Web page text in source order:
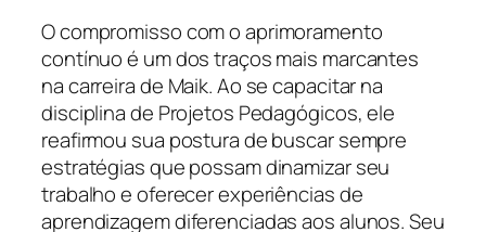
O compromisso com o aprimoramento
contínuo é um dos traços mais marcantes
na carreira de Maik. Ao se capacitar na
disciplina de Projetos Pedagógicos, ele
reafirmou sua postura de buscar sempre
estratégias que possam dinamizar seu
trabalho e oferecer experiências de
aprendizagem diferenciadas aos alunos. Seu